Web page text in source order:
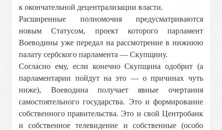
к окончательной децентрализации власти.
Расширенные полномочия предусматриваются
новым Статусом, проект которого парламент
Воеводины уже передал на рассмотрение в нижнюю
палату сербского парламента — Скупщину.
Согласно ему, если конечно Скупщина одобрит (а
парламентарии пойдут на это — о причинах чуть
ниже), Воеводина получает явные очертания
самостоятельного государства. Это и формирование
собственного правительства. Это и свой Центробанк
и собственное телевидение и собственные (особо